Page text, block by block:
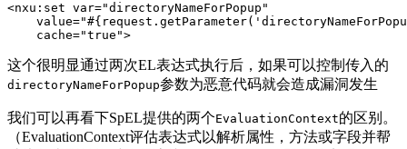
<nxu:set var="directoryNameForPopup"
    cache="true">
这个很明显通过两次EL表达式执行后，如果可以控制传入的
directoryNameForPopup参数为恶意代码就会造成漏洞发生
我们可以再看下SpEL提供的两个EvaluationContext的区别。
（EvaluationContext评估表达式以解析属性，方法或字段并帮